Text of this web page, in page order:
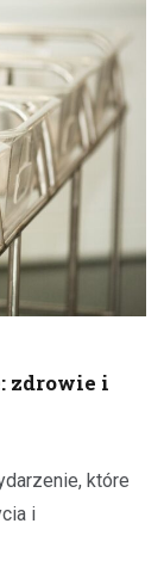
zdrowie i
które
i